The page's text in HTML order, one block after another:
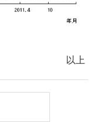
以上